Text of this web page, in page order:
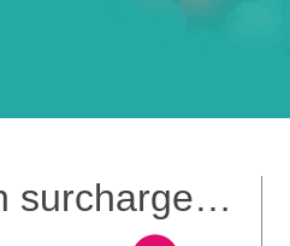
surcharge…